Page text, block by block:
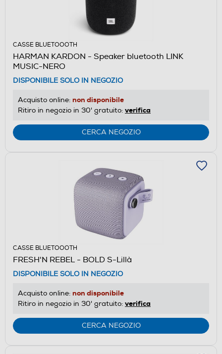
CASSE BLUETOOOTH
HARMAN KARDON - Speaker bluetooth LINK
MUSIC-NERO
DISPONIBILE SOLO IN NEGOZIO
Acquisto online: non disponibile
Ritiro in negozio in 30' gratuito: verifica
CERCA NEGOZIO
CASSE BLUETOOOTH
FRESH'N REBEL - BOLD S-Lillà
DISPONIBILE SOLO IN NEGOZIO
Acquisto online: non disponibile
Ritiro in negozio in 30' gratuito: verifica
CERCA NEGOZIO